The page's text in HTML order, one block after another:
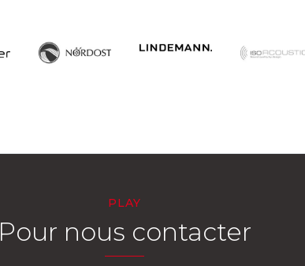
PLAY
Pour nous contacter